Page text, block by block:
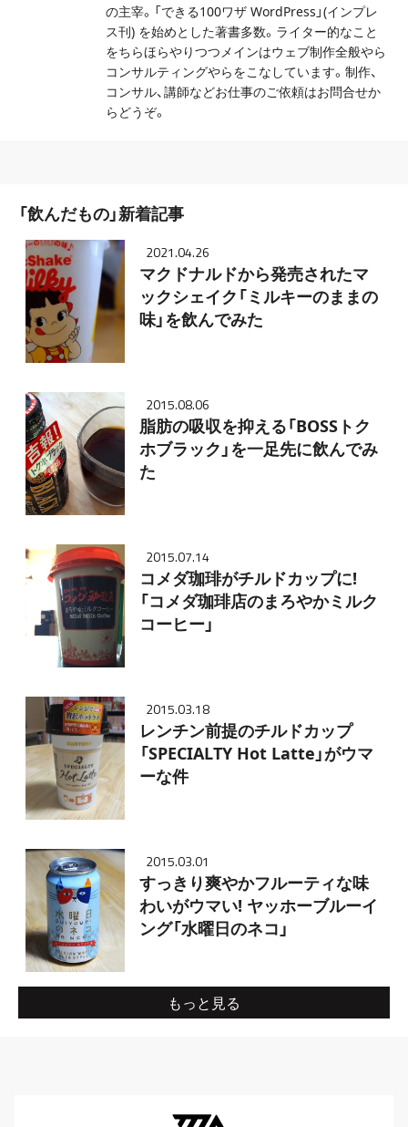
の主宰。「できる100ワザ WordPress」(インプレ
ス刊) を始めとした著書多数。ライター的なこと
をちらほらやりつつメインはウェブ制作全般やら
コンサルティングやらをこなしています。制作、
コンサル、講師などお仕事のご依頼はお問合せか
らどうぞ。
「飲んだもの」新着記事
2021.04.26
マクドナルドから発売されたマ
ックシェイク「ミルキーのままの
味」を飲んでみた
2015.08.06
脂肪の吸収を抑える「BOSSトク
ホブラック」を一足先に飲んでみ
た
2015.07.14
コメダ珈琲がチルドカップに!
「コメダ珈琲店のまろやかミルク
コーヒー」
2015.03.18
レンチン前提のチルドカップ
「SPECIALTY Hot Latte」がウマ
ーな件
2015.03.01
すっきり爽やかフルーティな味
わいがウマい! ヤッホーブルーイ
ング「水曜日のネコ」
もっと見る